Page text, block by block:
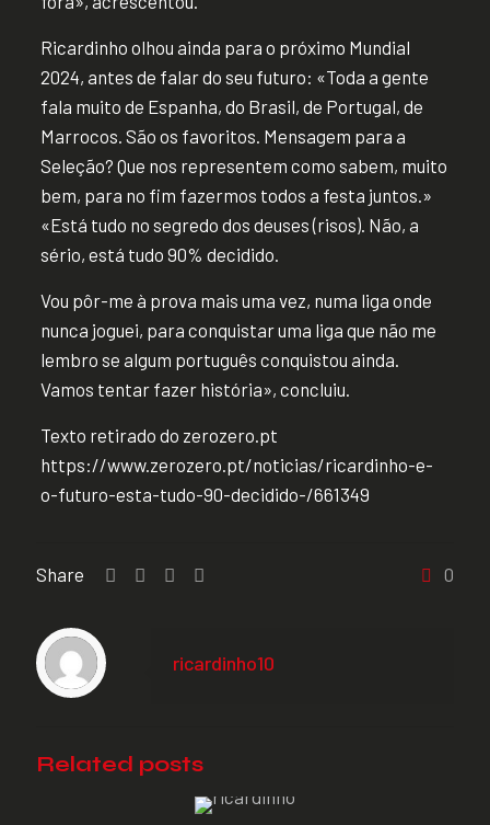
Ricardinho olhou ainda para o próximo Mundial
2024, antes de falar do seu futuro: «Toda a gente
fala muito de Espanha, do Brasil, de Portugal, de
Marrocos. São os favoritos. Mensagem para a
Seleção? Que nos representem como sabem, muito
bem, para no fim fazermos todos a festa juntos.»
«Está tudo no segredo dos deuses (risos). Não, a
sério, está tudo 90% decidido.
Vou pôr-me à prova mais uma vez, numa liga onde
nunca joguei, para conquistar uma liga que não me
lembro se algum português conquistou ainda.
Vamos tentar fazer história», concluiu.
Texto retirado do zerozero.pt
https://www.zerozero.pt/noticias/ricardinho-e-
o-futuro-esta-tudo-90-decidido-/661349
Share 0
ricardinho10
Related posts